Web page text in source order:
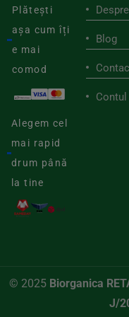
Plătești
așa cum îți
e mai
comod
Alegem cel
mai rapid
drum până
la tine
Blog
© 2025 Biorganica
J/